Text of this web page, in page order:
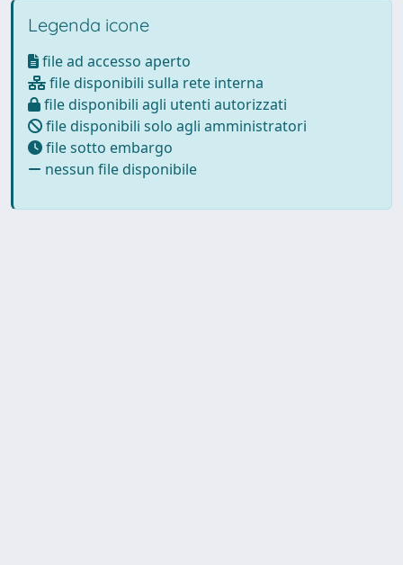
Legenda icone
file ad accesso aperto
file disponibili sulla rete interna
file disponibili agli utenti autorizzati
file disponibili solo agli amministratori
file sotto embargo
nessun file disponibile